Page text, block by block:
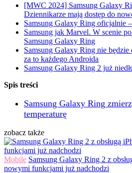
[MWC 2024] Samsung Galaxy
Dziennikarze mają dostęp do
Samsung Galaxy Ring oficjalnie
Samsung jak Marvel. W scenie
Samsung Galaxy Ring
Samsung Galaxy Ring nie będzie
za to każdego Androida
Samsung Galaxy Ring 2 już
Spis treści
Samsung Galaxy Ring
temperaturę
zobacz także
Mobile Samsung Galaxy Ring 2 z
nowymi funkcjami już nadchodzi